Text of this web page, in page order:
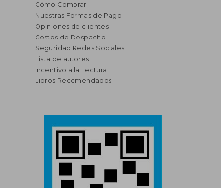
Cómo Comprar
Nuestras Formas de Pago
Opiniones de clientes
Costos de Despacho
Seguridad Redes Sociales
Lista de autores
Incentivo a la Lectura
Libros Recomendados